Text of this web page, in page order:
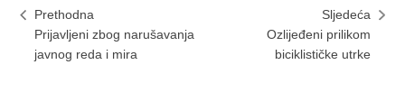
Prethodna
Prijavljeni zbog narušavanja
javnog reda i mira
Sljedeća
Ozlijeđeni prilikom
biciklističke utrke